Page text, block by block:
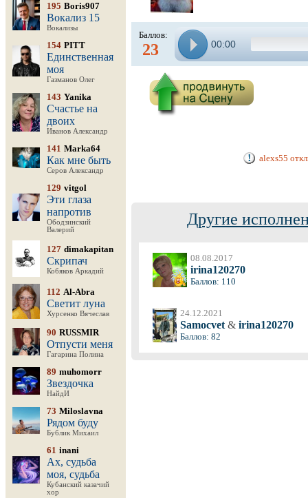
195 Boris907
Вокализ 15
Вокализы
154 PITT
Единственная
моя
Газманов Олег
143 Yanika
Счастье на
двоих
Иванов Александр
141 Marka64
Как мне быть
Серов Александр
129 vitgol
Эти глаза
напротив
Ободзинский
Валерий
127 dimakapitan
Скрипач
Кобяков Аркадий
112 Al-Abra
Светит луна
Хурсенко Вячеслав
90 RUSSMIR
Отпусти меня
Гагарина Полина
89 muhomorr
Звездочка
НайдИ
73 Miloslavna
Рядом буду
Бублик Михаил
61 inani
Ах, судьба
моя, судьба
Кубанский казачий
хор
Баллов:
23 00:00
alexs55
Другие
08.08.2017
irina120270
Баллов: 110
24.12.2021
Samocvet &irina120270
Баллов: 82